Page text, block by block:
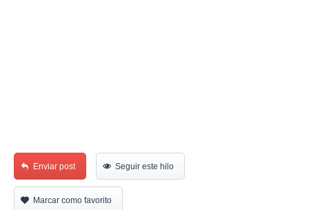
Enviar post Seguir este hilo
Marcar como favorito